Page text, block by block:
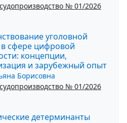
№ 01/2026
уголовной
сфере цифровой
концепции,
и зарубежный опыт
Борисовна
№ 01/2026
детерминанты